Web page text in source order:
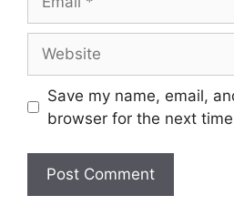
Save my name, email,
browser for the next